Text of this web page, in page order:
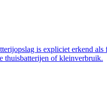
is expliciet erkend
thuisbatterijen of kleinverbruik.